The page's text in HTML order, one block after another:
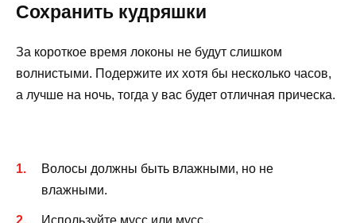
Сохранить кудряшки
За короткое время локоны не будут слишком
волнистыми. Подержите их хотя бы несколько часов,
а лучше на ночь, тогда у вас будет отличная прическа.
Волосы должны быть влажными, но не
влажными.
Используйте мусс или мусс.